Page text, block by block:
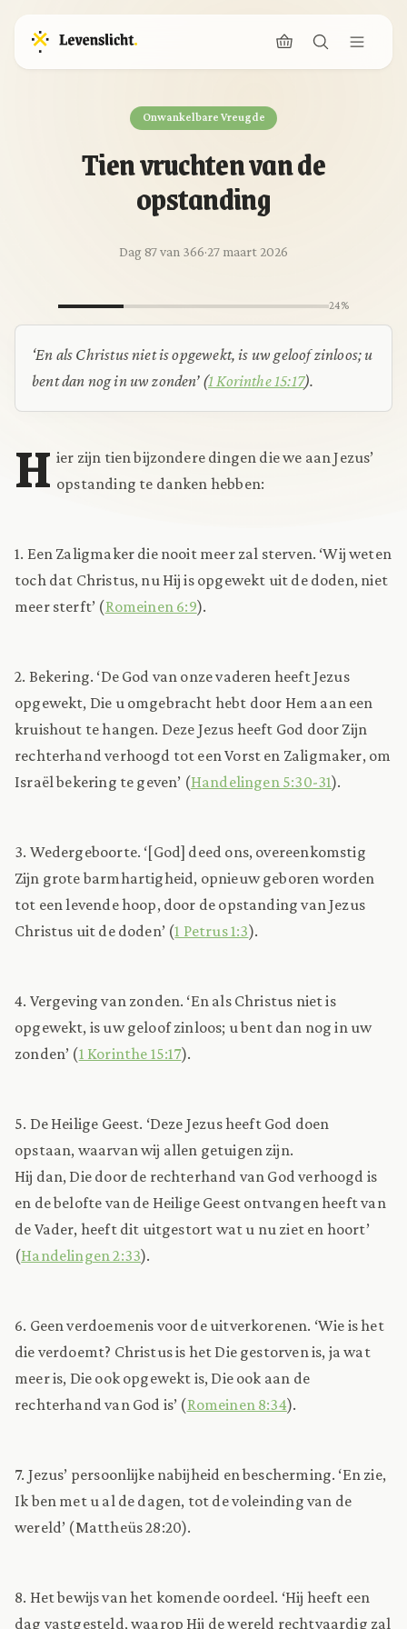
Onwankelbare Vreugde
Tien vruchten van de
opstanding
Dag 87 van 366·27 maart 2026
24%
‘En als Christus niet is opgewekt, is uw geloof zinloos; u
bent dan nog in uw zonden’ (1 Korinthe 15:17).
H ier zijn tien bijzondere dingen die we aan Jezus’
opstanding te danken hebben:
1. Een Zaligmaker die nooit meer zal sterven. ‘Wij weten
toch dat Christus, nu Hij is opgewekt uit de doden, niet
meer sterft’ (Romeinen 6:9).
2. Bekering. ‘De God van onze vaderen heeft Jezus
opgewekt, Die u omgebracht hebt door Hem aan een
kruishout te hangen. Deze Jezus heeft God door Zijn
rechterhand verhoogd tot een Vorst en Zaligmaker, om
Israël bekering te geven’ (Handelingen 5:30-31).
3. Wedergeboorte. ‘[God] deed ons, overeenkomstig
Zijn grote barmhartigheid, opnieuw geboren worden
tot een levende hoop, door de opstanding van Jezus
Christus uit de doden’ (1 Petrus 1:3).
4. Vergeving van zonden. ‘En als Christus niet is
opgewekt, is uw geloof zinloos; u bent dan nog in uw
zonden’ (1 Korinthe 15:17).
5. De Heilige Geest. ‘Deze Jezus heeft God doen
opstaan, waarvan wij allen getuigen zijn.
Hij dan, Die door de rechterhand van God verhoogd is
en de belofte van de Heilige Geest ontvangen heeft van
de Vader, heeft dit uitgestort wat u nu ziet en hoort’
(Handelingen 2:33).
6. Geen verdoemenis voor de uitverkorenen. ‘Wie is het
die verdoemt? Christus is het Die gestorven is, ja wat
meer is, Die ook opgewekt is, Die ook aan de
rechterhand van God is’ (Romeinen 8:34).
7. Jezus’ persoonlijke nabijheid en bescherming. ‘En zie,
Ik ben met u al de dagen, tot de voleinding van de
wereld’ (Mattheüs 28:20).
8. Het bewijs van het komende oordeel. ‘Hij heeft een
dag vastgesteld, waarop Hij de wereld rechtvaardig zal